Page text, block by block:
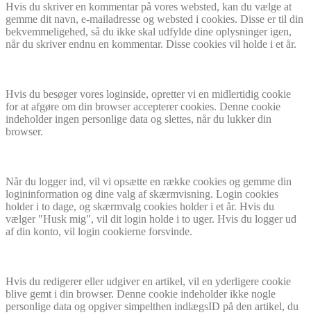
Hvis du skriver en kommentar på vores websted, kan du vælge at
gemme dit navn, e-mailadresse og websted i cookies. Disse er til din
bekvemmeligehed, så du ikke skal udfylde dine oplysninger igen,
når du skriver endnu en kommentar. Disse cookies vil holde i et år.
Hvis du besøger vores loginside, opretter vi en midlertidig cookie
for at afgøre om din browser accepterer cookies. Denne cookie
indeholder ingen personlige data og slettes, når du lukker din
browser.
Når du logger ind, vil vi opsætte en række cookies og gemme din
logininformation og dine valg af skærmvisning. Login cookies
holder i to dage, og skærmvalg cookies holder i et år. Hvis du
vælger "Husk mig", vil dit login holde i to uger. Hvis du logger ud
af din konto, vil login cookierne forsvinde.
Hvis du redigerer eller udgiver en artikel, vil en yderligere cookie
blive gemt i din browser. Denne cookie indeholder ikke nogle
personlige data og opgiver simpelthen indlægsID på den artikel, du